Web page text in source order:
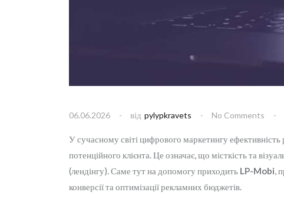
06.06.2026 від pylypkravets No Comments
У сучасному світі цифрового маркетингу ефективність
потенційного клієнта. Це означає, що місткість та
(лендінгу). Саме тут на допомогу приходить LP-Mobi,
конверсії та оптимізації рекламних бюджетів.